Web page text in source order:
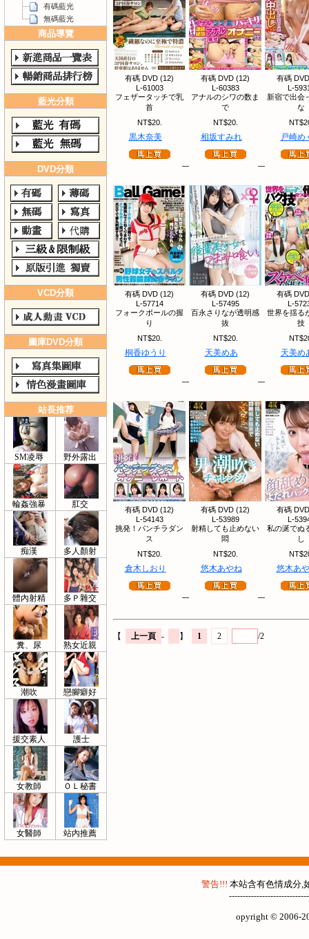
有碼藍光
無碼藍光
商品導覽
藍光分類
DVD分類
VCD分類
圖庫DVD分類
站長推荐
SM凌辱 野外露出
輪姦強暴 肛交
痴漢 多人顏射
體內射精 多Ｐ雜交
糞、尿 熟女近親
潮吹 戀腳癖好
援交素人 護士
女教師 ＯＬ秘書
女醫師 站內推薦
有碼 DVD (12)
L-61003
フェザータッチで乳
首
NT$20.
黒木奈美
有碼 DVD (12)
L-60383
アナルのシワの数ま
で
NT$20.
相坂すみれ
有碼
L-
新宿で出会
な
戸崎め
有碼 DVD (12)
L-57714
フォークボールの握
り
NT$20.
桐香ゆうり
有碼 DVD (12)
L-57495
百永さりなが透明感
抜
NT$20.
天美めあ
有碼
L-
世界を揺る
技
天美め
有碼 DVD (12)
L-54143
挑発！パンチラダン
ス
NT$20.
倉木しおり
有碼 DVD (12)
L-53989
射精しても止めない
悶
NT$20.
悠木あやね
有碼
L-
私の涎でぬ
し
悠木あ
【 上一頁 - 】 1 2 /2
警告!!! 本站含有色情成分,
opyright © 2006-